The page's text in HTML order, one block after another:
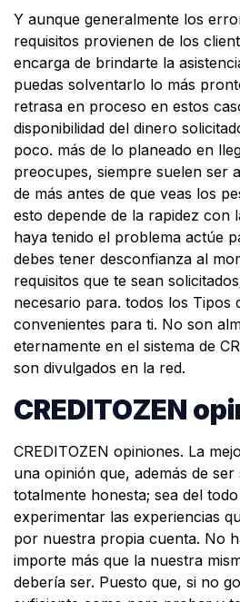
Y aunque generalmente los
requisitos provienen de los
encarga de brindarte la
puedas solventarlo lo más
retrasa en proceso en estos
disponibilidad del dinero
poco. más de lo planeado en
preocupes, siempre suelen ser
de más antes de que veas los
esto depende de la rapidez con
haya tenido el problema actúe
debes tener desconfianza al
requisitos que te sean
necesario para. todos los Tipos
convenientes para ti. No son
eternamente en el sistema de
son divulgados en la red.
CREDITOZEN
CREDITOZEN opiniones. La
una opinión que, además de
totalmente honesta; sea del
experimentar las experiencias
por nuestra propia cuenta. No
importe más que la nuestra
debería ser. Puesto que, si no